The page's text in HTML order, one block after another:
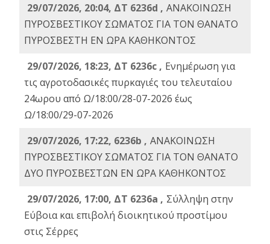
29/07/2026, 20:04, ΔΤ 6236d , ΑΝΑΚΟΙΝΩΣΗ
ΠΥΡΟΣΒΕΣΤΙΚΟΥ ΣΩΜΑΤΟΣ ΓΙΑ ΤΟΝ ΘΑΝΑΤΟ
ΠΥΡΟΣΒΕΣΤΗ ΕΝ ΩΡΑ ΚΑΘΗΚΟΝΤΟΣ
29/07/2026, 18:23, ΔΤ 6236c , Ενημέρωση για
τις αγροτοδασικές πυρκαγιές του τελευταίου
24ωρου από Ω/18:00/28-07-2026 έως
Ω/18:00/29-07-2026
29/07/2026, 17:22, 6236b , ΑΝΑΚΟΙΝΩΣΗ
ΠΥΡΟΣΒΕΣΤΙΚΟΥ ΣΩΜΑΤΟΣ ΓΙΑ ΤΟΝ ΘΑΝΑΤΟ
ΔΥΟ ΠΥΡΟΣΒΕΣΤΩΝ ΕΝ ΩΡΑ ΚΑΘΗΚΟΝΤΟΣ
29/07/2026, 17:00, ΔΤ 6236a , Σύλληψη στην
Εύβοια και επιβολή διοικητικού προστίμου
στις Σέρρες